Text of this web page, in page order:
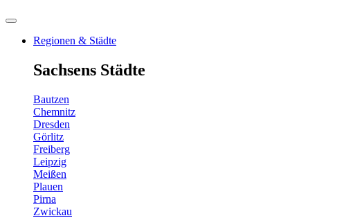
Regionen & Städte
Sachsens Städte
Bautzen
Chemnitz
Dresden
Görlitz
Freiberg
Leipzig
Meißen
Plauen
Pirna
Zwickau